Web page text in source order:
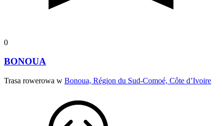
0
BONOUA
Trasa rowerowa w Bonoua, Région du Sud-Comoé, Côte d’Ivoire